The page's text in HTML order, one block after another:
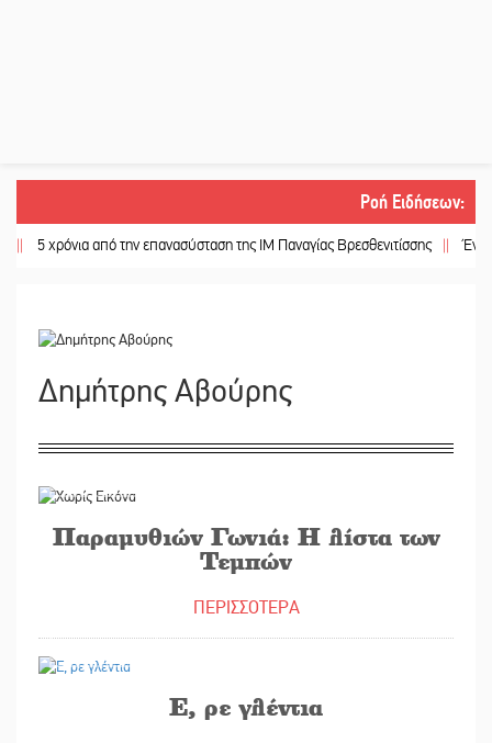
Ροή Ειδήσεων:
από την επανασύσταση της ΙΜ Παναγίας Βρεσθενιτίσσης || Ένα
Δημήτρης Αβούρης
Παραμυθιών Γωνιά: Η λίστα των
Τεμπών
ΠΕΡΙΣΣΟΤΕΡΑ
Ε, ρε γλέντια